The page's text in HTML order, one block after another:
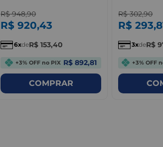
R$ 948,90
R$ 920,43
6 deR$ 153,40
+3% OFF no PIX R$ 892,81
COMPRAR
R$ 302,90
R$ 293,
3 deR$
+3% OFF